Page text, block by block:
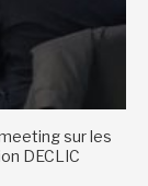
sur les
DECLIC